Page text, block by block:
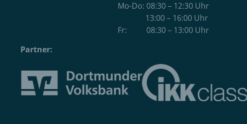
Mo-Do: 08:30 – 12:30 Uhr
13:00 – 16:00 Uhr
Fr: 08:30 – 13:00 Uhr
Partner: